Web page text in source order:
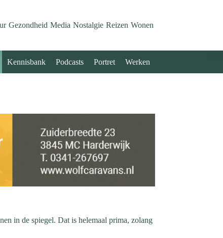
Gezondheid Media Nostalgie Reizen Wonen
Kennisbank Podcasts Portret Werken
in de spiegel. Dat is helemaal prima, zolang